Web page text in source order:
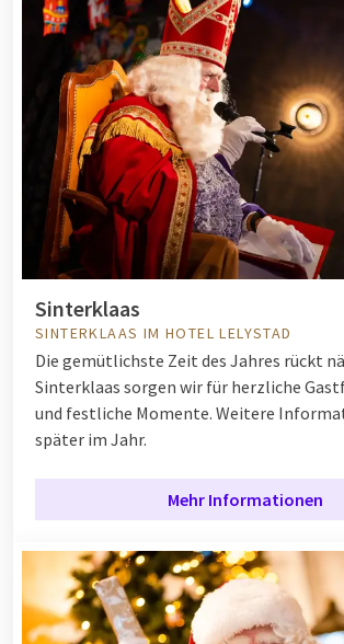
Sinterklaas
SINTERKLAAS IM HOTEL LELYSTAD
Die gemütlichste Zeit des Jahres rückt
Sinterklaas sorgen wir für herzliche
und festliche Momente. Weitere
später im Jahr.
Mehr Informationen